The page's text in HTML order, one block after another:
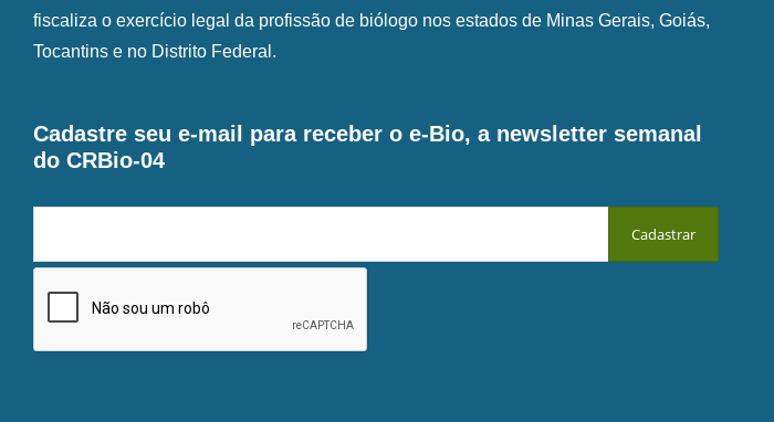
fiscaliza o exercício legal da profissão de biólogo nos estados de Minas Gerais, Goiás,
Tocantins e no Distrito Federal.
Cadastre seu e-mail para receber o e-Bio, a newsletter semanal
do CRBio-04